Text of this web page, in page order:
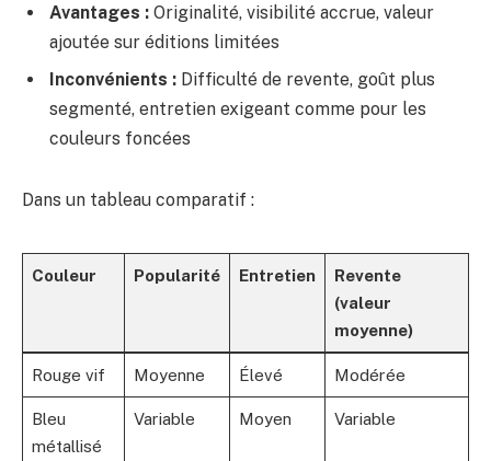
Avantages : Originalité, visibilité accrue, valeur
ajoutée sur éditions limitées
Inconvénients : Difficulté de revente, goût plus
segmenté, entretien exigeant comme pour les
couleurs foncées
Dans un tableau comparatif :
Couleur Popularité Entretien
Revente
(valeur
moyenne)
Rouge vif Moyenne Élevé Modérée
Bleu
métallisé
Variable Moyen Variable